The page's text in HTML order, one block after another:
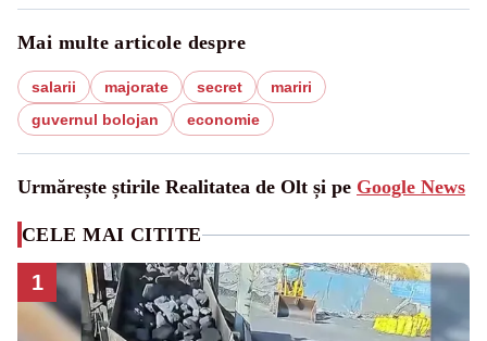
Mai multe articole despre
salarii majorate secret
mariri
guvernul bolojan
economie
Urmărește știrile Realitatea de Olt și pe Google News
CELE MAI CITITE
1